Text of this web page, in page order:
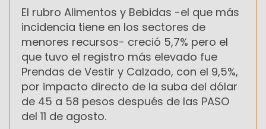
El rubro Alimentos y Bebidas -el que más
incidencia tiene en los sectores de
menores recursos- creció 5,7% pero el
que tuvo el registro más elevado fue
Prendas de Vestir y Calzado, con el 9,5%,
por impacto directo de la suba del dólar
de 45 a 58 pesos después de las PASO
del 11 de agosto.